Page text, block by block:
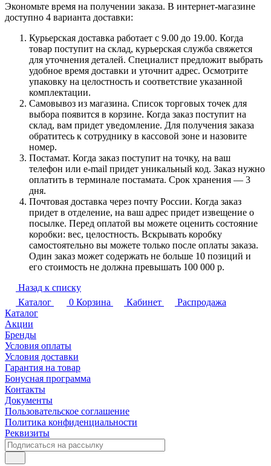
Экономьте время на получении заказа. В интернет-магазине
доступно 4 варианта доставки:
Курьерская доставка работает с 9.00 до 19.00. Когда
товар поступит на склад, курьерская служба свяжется
для уточнения деталей. Специалист предложит выбрать
удобное время доставки и уточнит адрес. Осмотрите
упаковку на целостность и соответствие указанной
комплектации.
Самовывоз из магазина. Список торговых точек для
выбора появится в корзине. Когда заказ поступит на
склад, вам придет уведомление. Для получения заказа
обратитесь к сотруднику в кассовой зоне и назовите
номер.
Постамат. Когда заказ поступит на точку, на ваш
телефон или e-mail придет уникальный код. Заказ нужно
оплатить в терминале постамата. Срок хранения — 3
дня.
Почтовая доставка через почту России. Когда заказ
придет в отделение, на ваш адрес придет извещение о
посылке. Перед оплатой вы можете оценить состояние
коробки: вес, целостность. Вскрывать коробку
самостоятельно вы можете только после оплаты заказа.
Один заказ может содержать не больше 10 позиций и
его стоимость не должна превышать 100 000 р.
Назад к списку
Каталог
0 Корзина Кабинет
Распродажа
Каталог
Акции
Бренды
Условия оплаты
Условия доставки
Гарантия на товар
Бонусная программа
Контакты
Документы
Пользовательское соглашение
Политика конфиденциальности
Реквизиты